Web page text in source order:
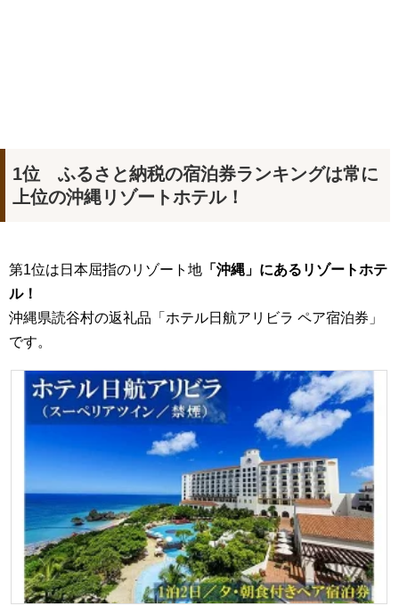
1位 ふるさと納税の宿泊券ランキングは常に
上位の沖縄リゾートホテル！
第1位は日本屈指のリゾート地 「沖縄」にあるリゾートホテ
ル！
沖縄県読谷村の返礼品「 ホテル日航アリビラ ペア宿泊券 」
です。